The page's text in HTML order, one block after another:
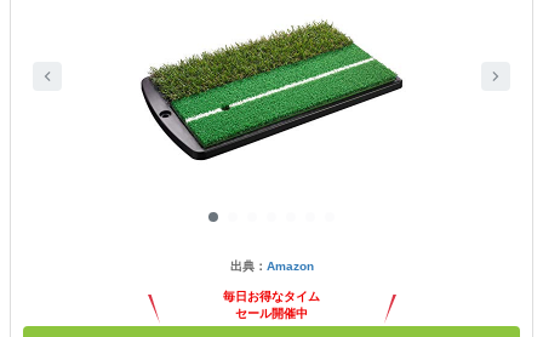
出典： Amazon
毎日お得なタイム
セール開催中